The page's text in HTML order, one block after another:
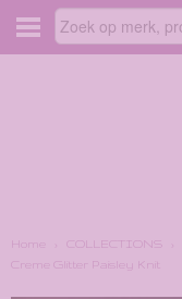
Home COLLECTIONS
Creme Glitter Paisley Knit